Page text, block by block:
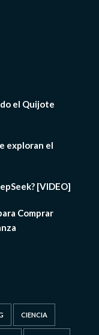
el Quijote
exploran el
[VIDEO]
Comprar
CIENCIA